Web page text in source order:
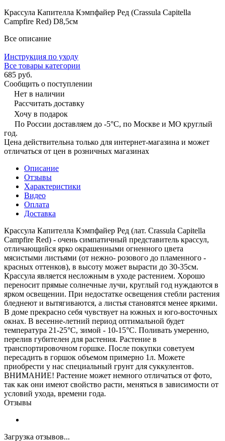
Крассула Капителла Кэмпфайер Ред (Crassula Capitella
Campfire Red) D8,5см
Все описание
Инструкция по уходу
Все товары категории
685 руб.
Сообщить о поступлении
Нет в наличии
Рассчитать доставку
Хочу в подарок
По России доставляем до -5°C, по Москве и МО круглый
год.
Цена действительна только для интернет-магазина и может
отличаться от цен в розничных магазинах
Описание
Отзывы
Характеристики
Видео
Оплата
Доставка
Крассула Капителла Кэмпфайер Ред (лат. Crassula Capitella
Campfire Red) - очень симпатичный представитель крассул,
отличающийся ярко окрашенными огненного цвета
мясистыми листьями (от нежно- розового до пламенного -
красных оттенков), в высоту может вырасти до 30-35см.
Крассула является несложным в уходе растением. Хорошо
переносит прямые солнечные лучи, круглый год нуждаются в
ярком освещении. При недостатке освещения стебли растения
бледнеют и вытягиваются, а листья становятся менее яркими.
В доме прекрасно себя чувствует на южных и юго-восточных
окнах. В весенне-летний период оптимальной будет
температура 21-25°C, зимой - 10-15°C. Поливать умеренно,
перелив губителен для растения. Растение в
транспортировочном горшке. После покупки советуем
пересадить в горшок объемом примерно 1л. Можете
приобрести у нас специальный грунт для суккулентов.
ВНИМАНИЕ! Растение может немного отличаться от фото,
так как они имеют свойство расти, меняться в зависимости от
условий ухода, времени года.
Отзывы
Загрузка отзывов...